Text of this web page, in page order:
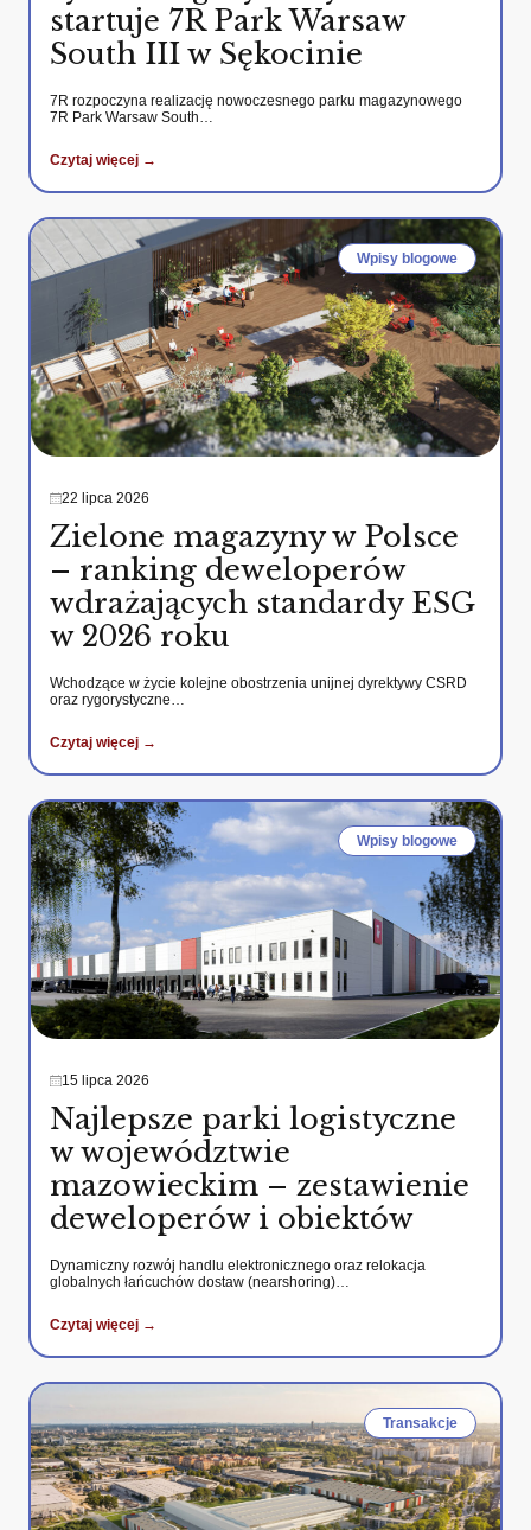
startuje 7R Park Warsaw
South III w Sękocinie
7R rozpoczyna realizację nowoczesnego parku magazynowego
7R Park Warsaw South…
Czytaj więcej →
Wpisy blogowe
22 lipca 2026
Zielone magazyny w Polsce
– ranking deweloperów
wdrażających standardy ESG
w 2026 roku
Wchodzące w życie kolejne obostrzenia unijnej dyrektywy CSRD
oraz rygorystyczne…
Czytaj więcej →
Wpisy blogowe
15 lipca 2026
Najlepsze parki logistyczne
w województwie
mazowieckim – zestawienie
deweloperów i obiektów
Dynamiczny rozwój handlu elektronicznego oraz relokacja
globalnych łańcuchów dostaw (nearshoring)…
Czytaj więcej →
Transakcje